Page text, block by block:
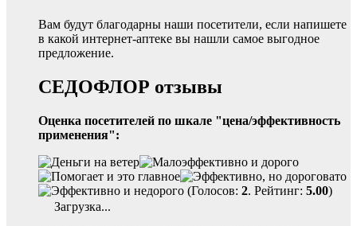
Вам будут благодарны наши посетители, если напишете
в какой интернет-аптеке вы нашли самое выгодное
предложение.
СЕДОФЛОР отзывы
Оценка посетителей по шкале "цена/эффективность
применения":
(Голосов: 2. Рейтинг: 5.00)
Загрузка...